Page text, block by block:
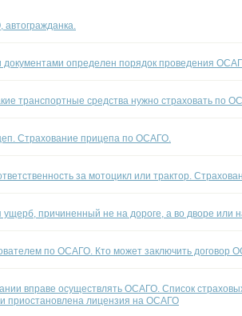
документами определен порядок проведения
транспортные средства нужно страховать по
Страхование прицепа по ОСАГО.
за мотоцикл или трактор.
ущерб, причиненный не на дороге, а во дворе или
по ОСАГО. Кто может заключить договор
вправе осуществлять ОСАГО. Список
приостановлена лицензия на ОСАГО